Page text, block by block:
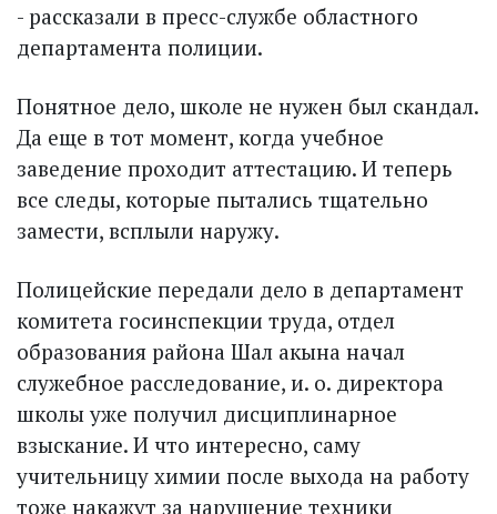
- рассказали в пресс-службе областного
департамента полиции.
Понятное дело, школе не нужен был скандал.
Да еще в тот момент, когда учебное
заведение проходит аттестацию. И теперь
все следы, которые пытались тщательно
замести, всплыли наружу.
Полицейские передали дело в департамент
комитета госинспекции труда, отдел
образования района Шал акына начал
служебное расследование, и. о. директора
школы уже получил дисциплинарное
взыскание. И что интересно, саму
учительницу химии после выхода на работу
тоже накажут за нарушение техники